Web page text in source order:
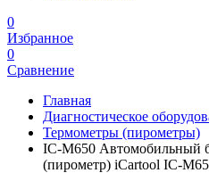
0
Избранное
0
Сравнение
Главная
Диагностическое
Термометры (пирометры)
IC-M650 Автомобильный
(пирометр) iCartool IC-